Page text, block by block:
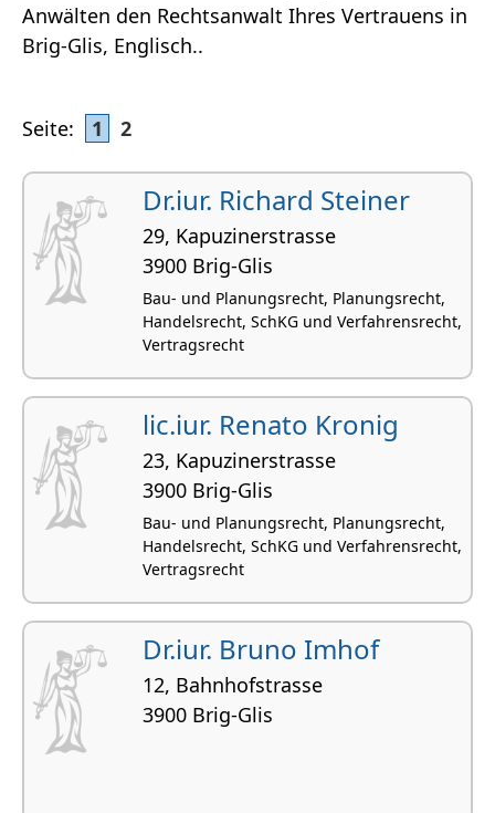
Anwälten den Rechtsanwalt Ihres Vertrauens in
Brig-Glis, Englisch..
Seite: 1 2
Dr.iur. Richard Steiner
29, Kapuzinerstrasse
3900 Brig-Glis
Bau- und Planungsrecht, Planungsrecht,
Handelsrecht, SchKG und Verfahrensrecht,
Vertragsrecht
lic.iur. Renato Kronig
23, Kapuzinerstrasse
3900 Brig-Glis
Bau- und Planungsrecht, Planungsrecht,
Handelsrecht, SchKG und Verfahrensrecht,
Vertragsrecht
Dr.iur. Bruno Imhof
12, Bahnhofstrasse
3900 Brig-Glis